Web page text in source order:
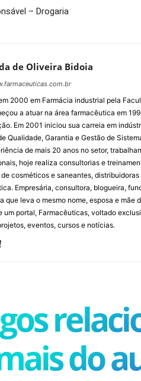
– Drogaria
de Oliveira Bidoia
2000 em Farmácia industrial pela
a atuar na área farmacêutica em
Em 2001 iniciou sua carreia em
Qualidade, Garantia e Gestão de
de mais 20 anos no setor,
hoje realiza consultorias e
cosméticos e saneantes,
Empresária, consultora, blogueira,
que leva o mesmo nome, esposa e mãe
um portal, Farmacêuticas, voltado
eventos, cursos e notícias.
do